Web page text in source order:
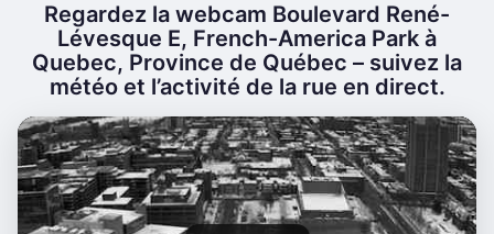
Regardez la webcam Boulevard René-
Lévesque E, French-America Park à
Quebec, Province de Québec – suivez la
météo et l’activité de la rue en direct.